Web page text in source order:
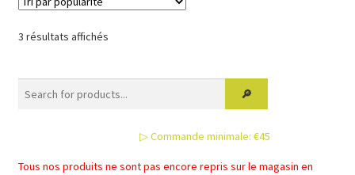
3 résultats affichésTrié
▷ Commande minimale: €45
Tous nos produits ne sont pas encore repris sur le magasin en